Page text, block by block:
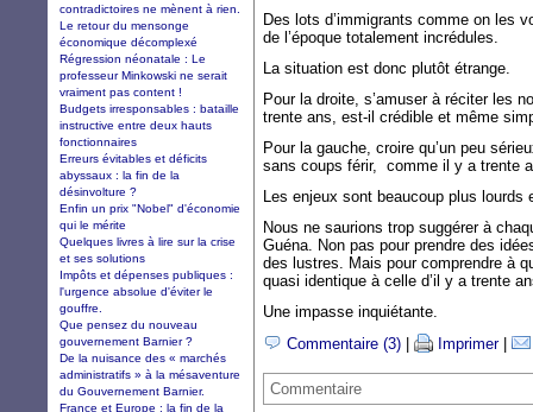
Des lots d’immigrants comme on les
de l’époque totalement incrédules.
La situation est donc plutôt étrange.
Pour la droite, s’amuser à réciter les
trente ans, est-il crédible et même
Pour la gauche, croire qu’un peu
sans coups férir, comme il y a trente
Les enjeux sont beaucoup plus
Nous ne saurions trop suggérer à
Guéna. Non pas pour prendre des
des lustres. Mais pour comprendre à
quasi identique à celle d’il y a trente
Une impasse inquiétante.
Commentaire (3)
Imprimer|
Commentaire
contradictoires ne mènent à rien.
Le retour du mensonge
économique décomplexé
Régression néonatale : Le
professeur Minkowski ne serait
vraiment pas content !
Budgets irresponsables : bataille
instructive entre deux hauts
fonctionnaires
Erreurs évitables et déficits
abyssaux : la fin de la
désinvolture ?
Enfin un prix "Nobel" d'économie
qui le mérite
Quelques livres à lire sur la crise
et ses solutions
Impôts et dépenses publiques :
l'urgence absolue d'éviter le
gouffre.
Que pensez du nouveau
gouvernement Barnier ?
De la nuisance des « marchés
administratifs » à la mésaventure
du Gouvernement Barnier.
France et Europe : la fin de la